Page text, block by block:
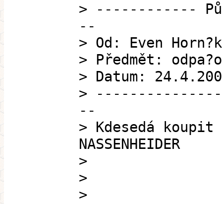
> ------------
--
> Od: Even
> Předmět:
> Datum:
>
--
> Kdesedá koupit
NASSENHEIDER
>
>
>